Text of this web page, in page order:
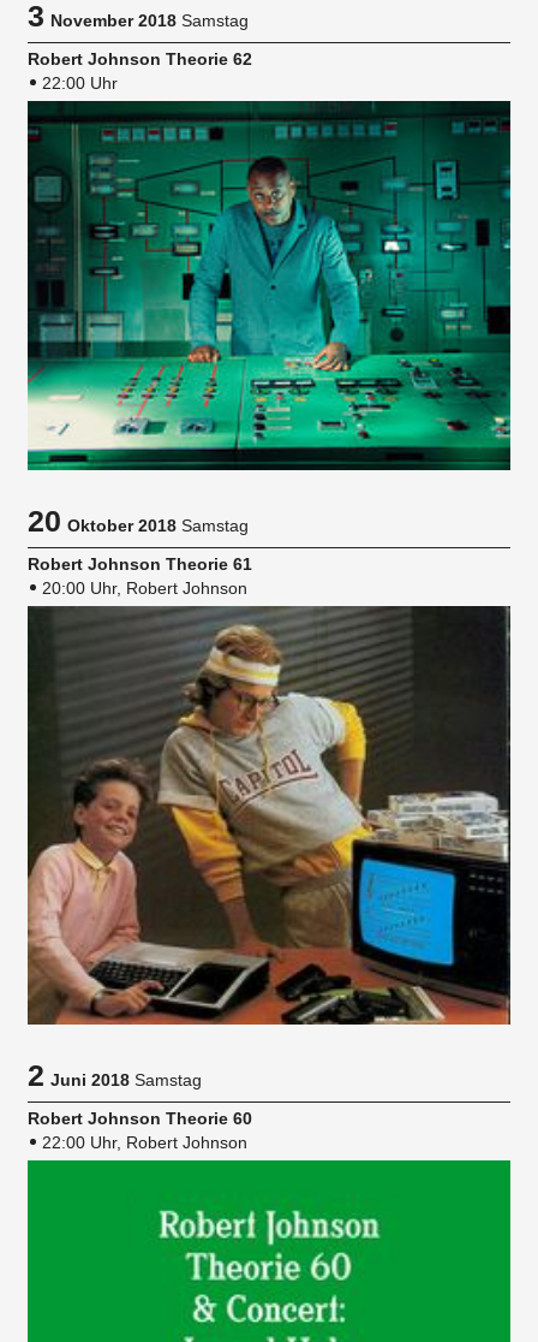
3November 2018 Samstag
Robert Johnson Theorie 62
22:00 Uhr
20Oktober 2018 Samstag
Robert Johnson Theorie 61
20:00 Uhr, Robert Johnson
2Juni 2018 Samstag
Robert Johnson Theorie 60
22:00 Uhr, Robert Johnson